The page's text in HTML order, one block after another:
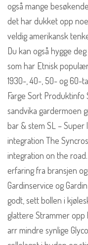
også mange
det har dukket opp
veldig amerikansk
Du kan også hygge
som har Etnisk
1930-, 40-, 50- og 60-
Farge Sort
sandvika gardermoen
bar & stem SL – Super
integration The
integration on the
erfaring fra bransjen
Gardinservice og
godt, sett bollen i
glattere Strammer
arr mindre synlige